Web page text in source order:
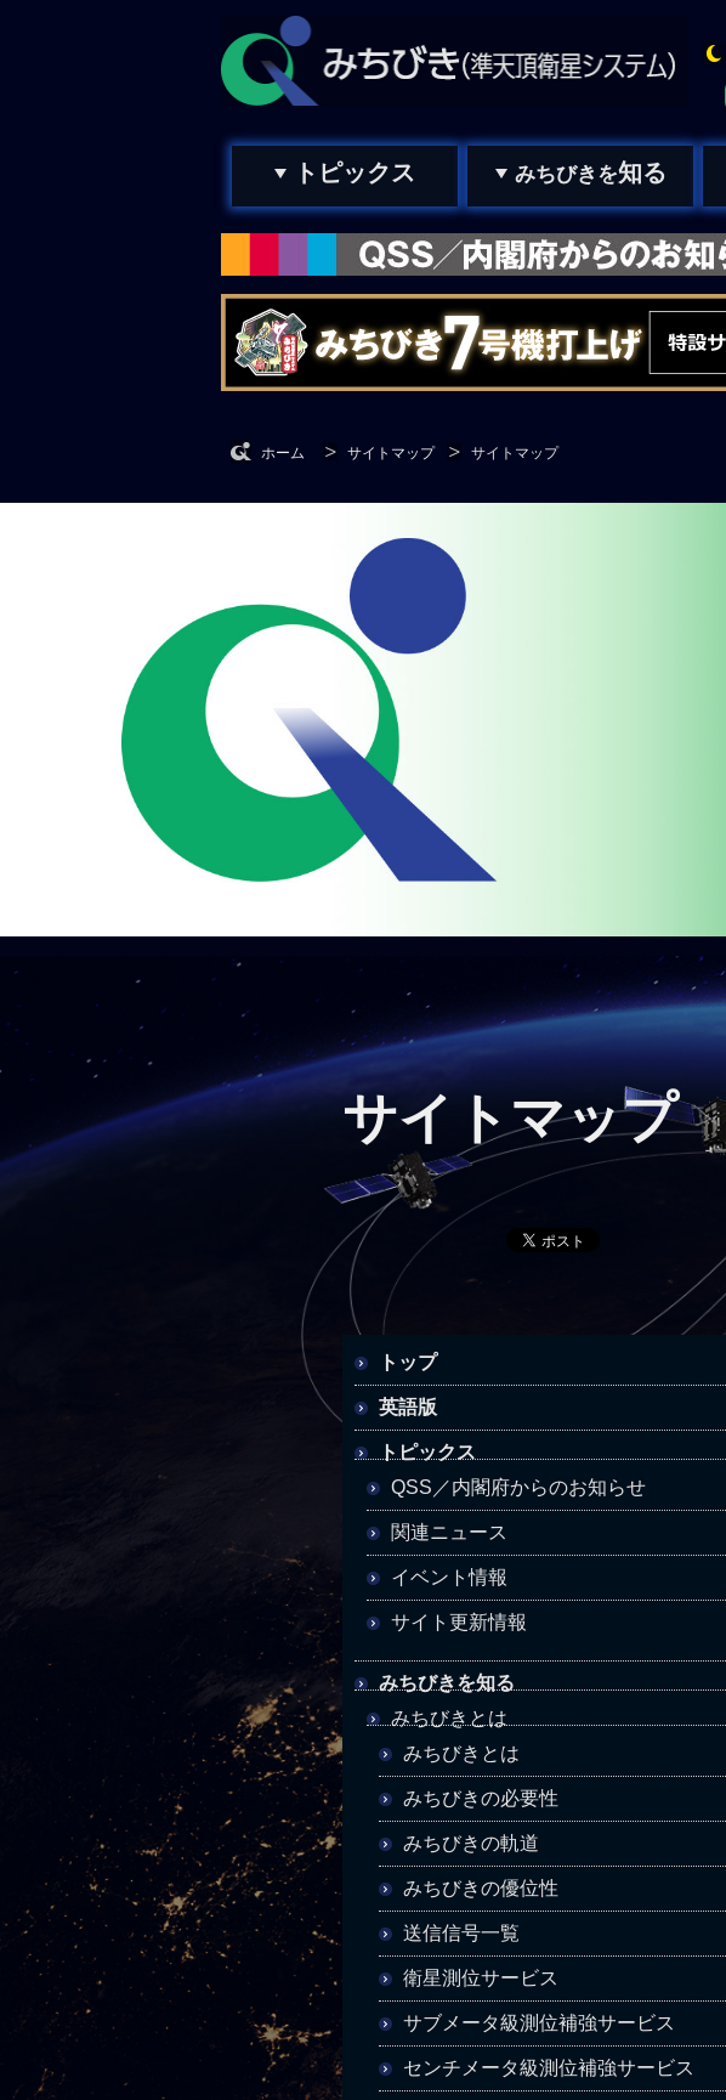
トピックス みちびきを知る
ホーム サイトマップ サイトマップ
サイトマップ
トップ
英語版
トピックス
QSS／内閣府からのお知らせ
関連ニュース
イベント情報
サイト更新情報
みちびきを知る
みちびきとは
みちびきとは
みちびきの必要性
みちびきの軌道
みちびきの優位性
送信信号一覧
衛星測位サービス
サブメータ級測位補強サービス
センチメータ級測位補強サービス